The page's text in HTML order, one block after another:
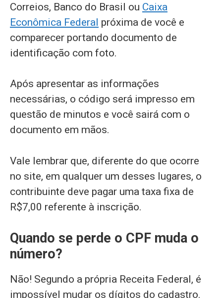
Correios, Banco do Brasil ou Caixa
Econômica Federal próxima de você e
comparecer portando documento de
identificação com foto.
Após apresentar as informações
necessárias, o código será impresso em
questão de minutos e você sairá com o
documento em mãos.
Vale lembrar que, diferente do que ocorre
no site, em qualquer um desses lugares, o
contribuinte deve pagar uma taxa fixa de
R$7,00 referente à inscrição.
Quando se perde o CPF muda o
número?
Não! Segundo a própria Receita Federal, é
impossível mudar os dígitos do cadastro.